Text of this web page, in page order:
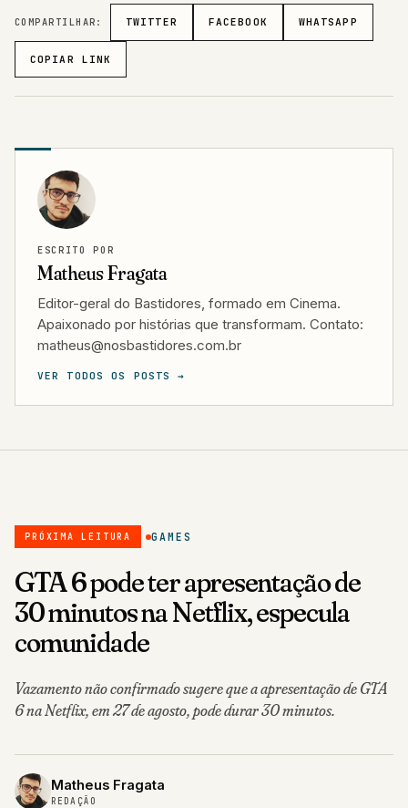
COMPARTILHAR: TWITTER FACEBOOK WHATSAPP
COPIAR LINK
ESCRITO POR
Matheus Fragata
Editor-geral do Bastidores, formado em Cinema.
Apaixonado por histórias que transformam. Contato:
matheus@nosbastidores.com.br
VER TODOS OS POSTS →
PRÓXIMA LEITURA GAMES
GTA 6 pode ter apresentação de
30 minutos na Netflix, especula
comunidade
Vazamento não confirmado sugere que a apresentação de GTA
6 na Netflix, em 27 de agosto, pode durar 30 minutos.
Matheus Fragata
REDAÇÃO